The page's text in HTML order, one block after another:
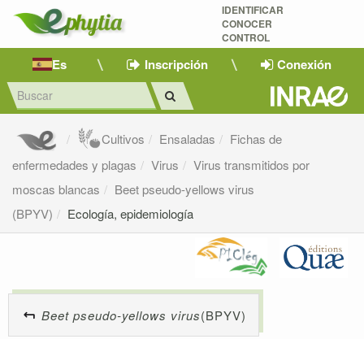
IDENTIFICAR
CONOCER
CONTROL
Es Inscripción Conexión
Cultivos Ensaladas
Fichas de
enfermedades y plagas
Virus
Virus transmitidos por
moscas blancas
Beet pseudo-yellows virus
(BPYV)
Ecología, epidemiología
Beet pseudo-yellows virus(BPYV)